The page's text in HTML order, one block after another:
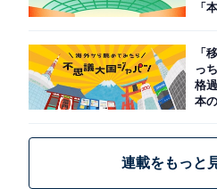
「
「
っ
格
本
連載をもっと